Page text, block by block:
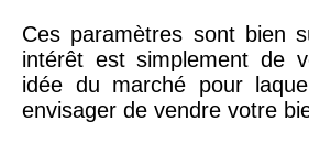
Ces paramètres sont bien
intérêt est simplement de
idée du marché pour
envisager de vendre votre